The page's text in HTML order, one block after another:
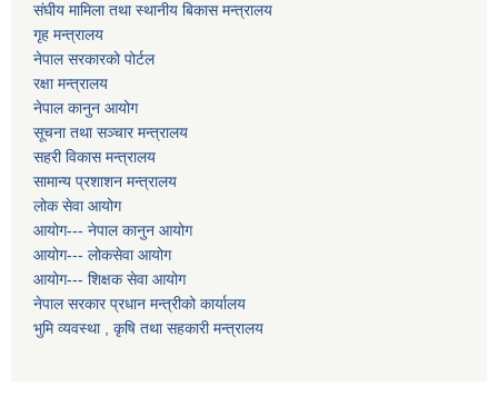
संघीय मामिला तथा स्थानीय बिकास मन्त्रालय
गृह मन्त्रालय
नेपाल सरकारको पोर्टल
रक्षा मन्त्रालय
नेपाल कानुन आयोग
सूचना तथा सञ्चार मन्त्रालय
सहरी विकास मन्त्रालय
सामान्य प्रशाशन मन्त्रालय
लोक सेवा आयोग
आयोग--- नेपाल कानुन आयोग
आयोग--- लोकसेवा आयोग
आयोग--- शिक्षक सेवा आयोग
नेपाल सरकार प्रधान मन्त्रीको कार्यालय
भुमि व्यवस्था , कृषि तथा सहकारी मन्त्रालय